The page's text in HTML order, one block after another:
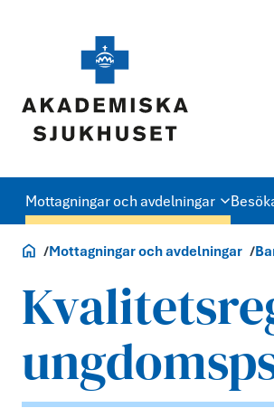
Mottagningar och avdelningar
Akademiska.se
Mottagningar och avdelningar